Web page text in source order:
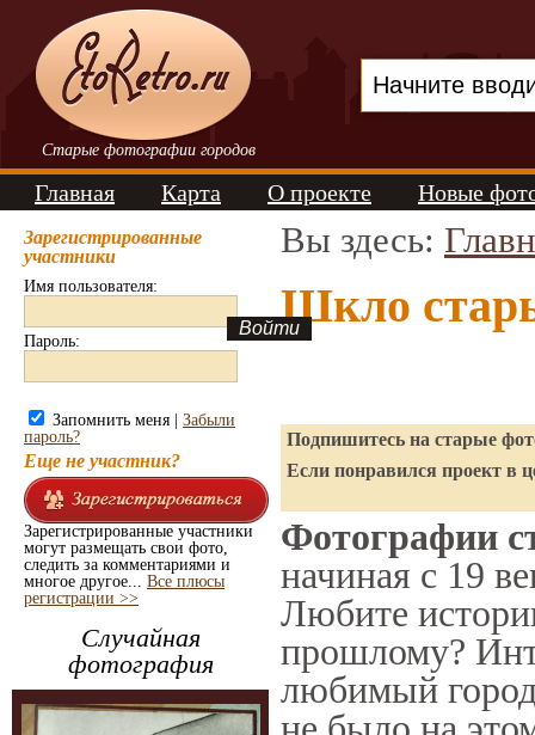
Старые фотографии городов
Главная Карта О проекте Новые
Зарегистрированные
участники
Имя пользователя:
Пароль:
Запомнить меня | Забыли
пароль?
Еще не участник?
Зарегистрированные участники
могут размещать свои фото,
следить за комментариями и
многое другое... Все плюсы
регистрации >>
Случайная
фотография
Вы здесь:
Шкло
Подпишитесь на старые
Если понравился проект в
Фотографии
начиная с 19
Любите
прошлому?
любимый